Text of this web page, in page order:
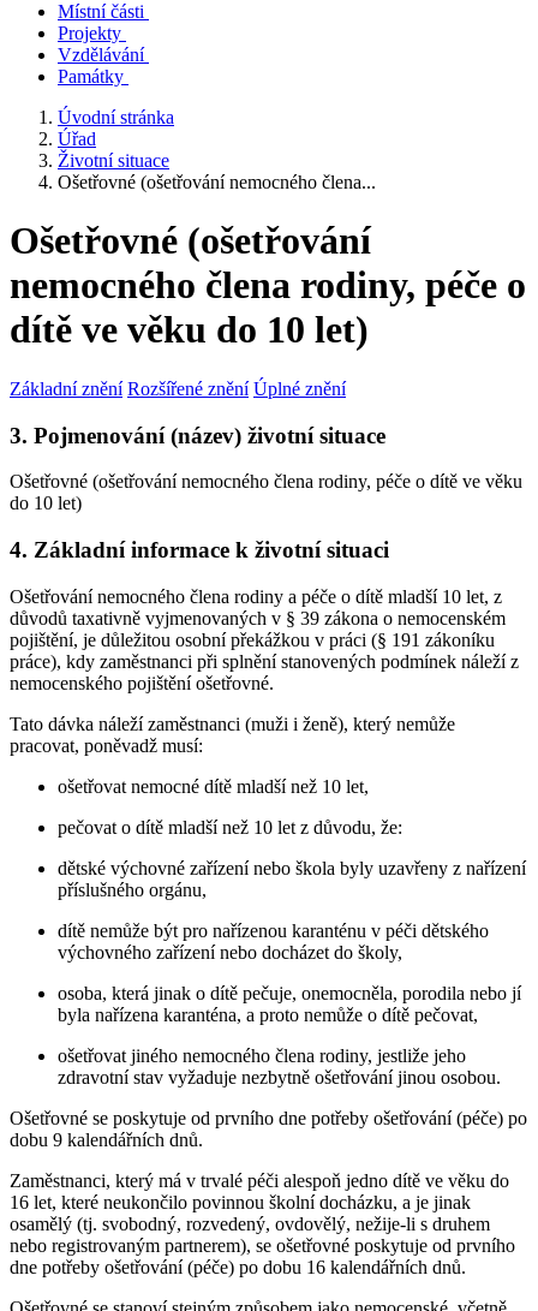
Místní části
Projekty
Vzdělávání
Památky
Úvodní stránka
Úřad
Životní situace
Ošetřovné (ošetřování nemocného člena...
Ošetřovné (ošetřování
nemocného člena rodiny, péče o
dítě ve věku do 10 let)
Základní znění Rozšířené znění Úplné znění
3. Pojmenování (název) životní situace
Ošetřovné (ošetřování nemocného člena rodiny, péče o dítě ve věku
do 10 let)
4. Základní informace k životní situaci
Ošetřování nemocného člena rodiny a péče o dítě mladší 10 let, z
důvodů taxativně vyjmenovaných v § 39 zákona o nemocenském
pojištění, je důležitou osobní překážkou v práci (§ 191 zákoníku
práce), kdy zaměstnanci při splnění stanovených podmínek náleží z
nemocenského pojištění ošetřovné.
Tato dávka náleží zaměstnanci (muži i ženě), který nemůže
pracovat, poněvadž musí:
ošetřovat nemocné dítě mladší než 10 let,
pečovat o dítě mladší než 10 let z důvodu, že:
dětské výchovné zařízení nebo škola byly uzavřeny z nařízení
příslušného orgánu,
dítě nemůže být pro nařízenou karanténu v péči dětského
výchovného zařízení nebo docházet do školy,
osoba, která jinak o dítě pečuje, onemocněla, porodila nebo jí
byla nařízena karanténa, a proto nemůže o dítě pečovat,
ošetřovat jiného nemocného člena rodiny, jestliže jeho
zdravotní stav vyžaduje nezbytně ošetřování jinou osobou.
Ošetřovné se poskytuje od prvního dne potřeby ošetřování (péče) po
dobu 9 kalendářních dnů.
Zaměstnanci, který má v trvalé péči alespoň jedno dítě ve věku do
16 let, které neukončilo povinnou školní docházku, a je jinak
osamělý (tj. svobodný, rozvedený, ovdovělý, nežije-li s druhem
nebo registrovaným partnerem), se ošetřovné poskytuje od prvního
dne potřeby ošetřování (péče) po dobu 16 kalendářních dnů.